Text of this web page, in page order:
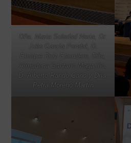
Dña. Maria Soledad Neria, Dr.
Julio García Pondal, D.
Enrique Ruiz Escudero, Dña,
Almudena Santano Magariño,
D. Alberto Rando Caño y Dña.
Petra Moreno Martín